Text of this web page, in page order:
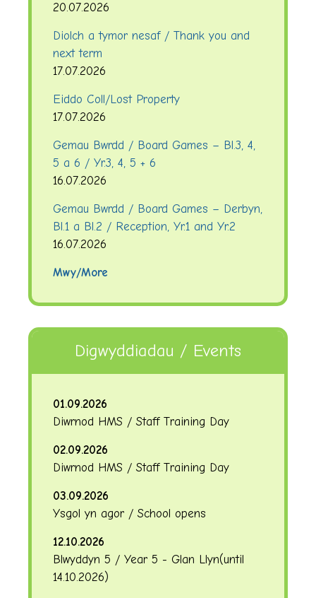
20.07.2026
Diolch a tymor nesaf / Thank you and
next term
17.07.2026
Eiddo Coll/Lost Property
17.07.2026
Gemau Bwrdd / Board Games – Bl.3, 4,
5 a 6 / Yr.3, 4, 5 + 6
16.07.2026
Gemau Bwrdd / Board Games – Derbyn,
Bl.1 a Bl.2 / Reception, Yr.1 and Yr.2
16.07.2026
Mwy/More
Digwyddiadau / Events
01.09.2026
Diwrnod HMS / Staff Training Day
02.09.2026
Diwrnod HMS / Staff Training Day
03.09.2026
Ysgol yn agor / School opens
12.10.2026
Blwyddyn 5 / Year 5 - Glan Llyn(until
14.10.2026)